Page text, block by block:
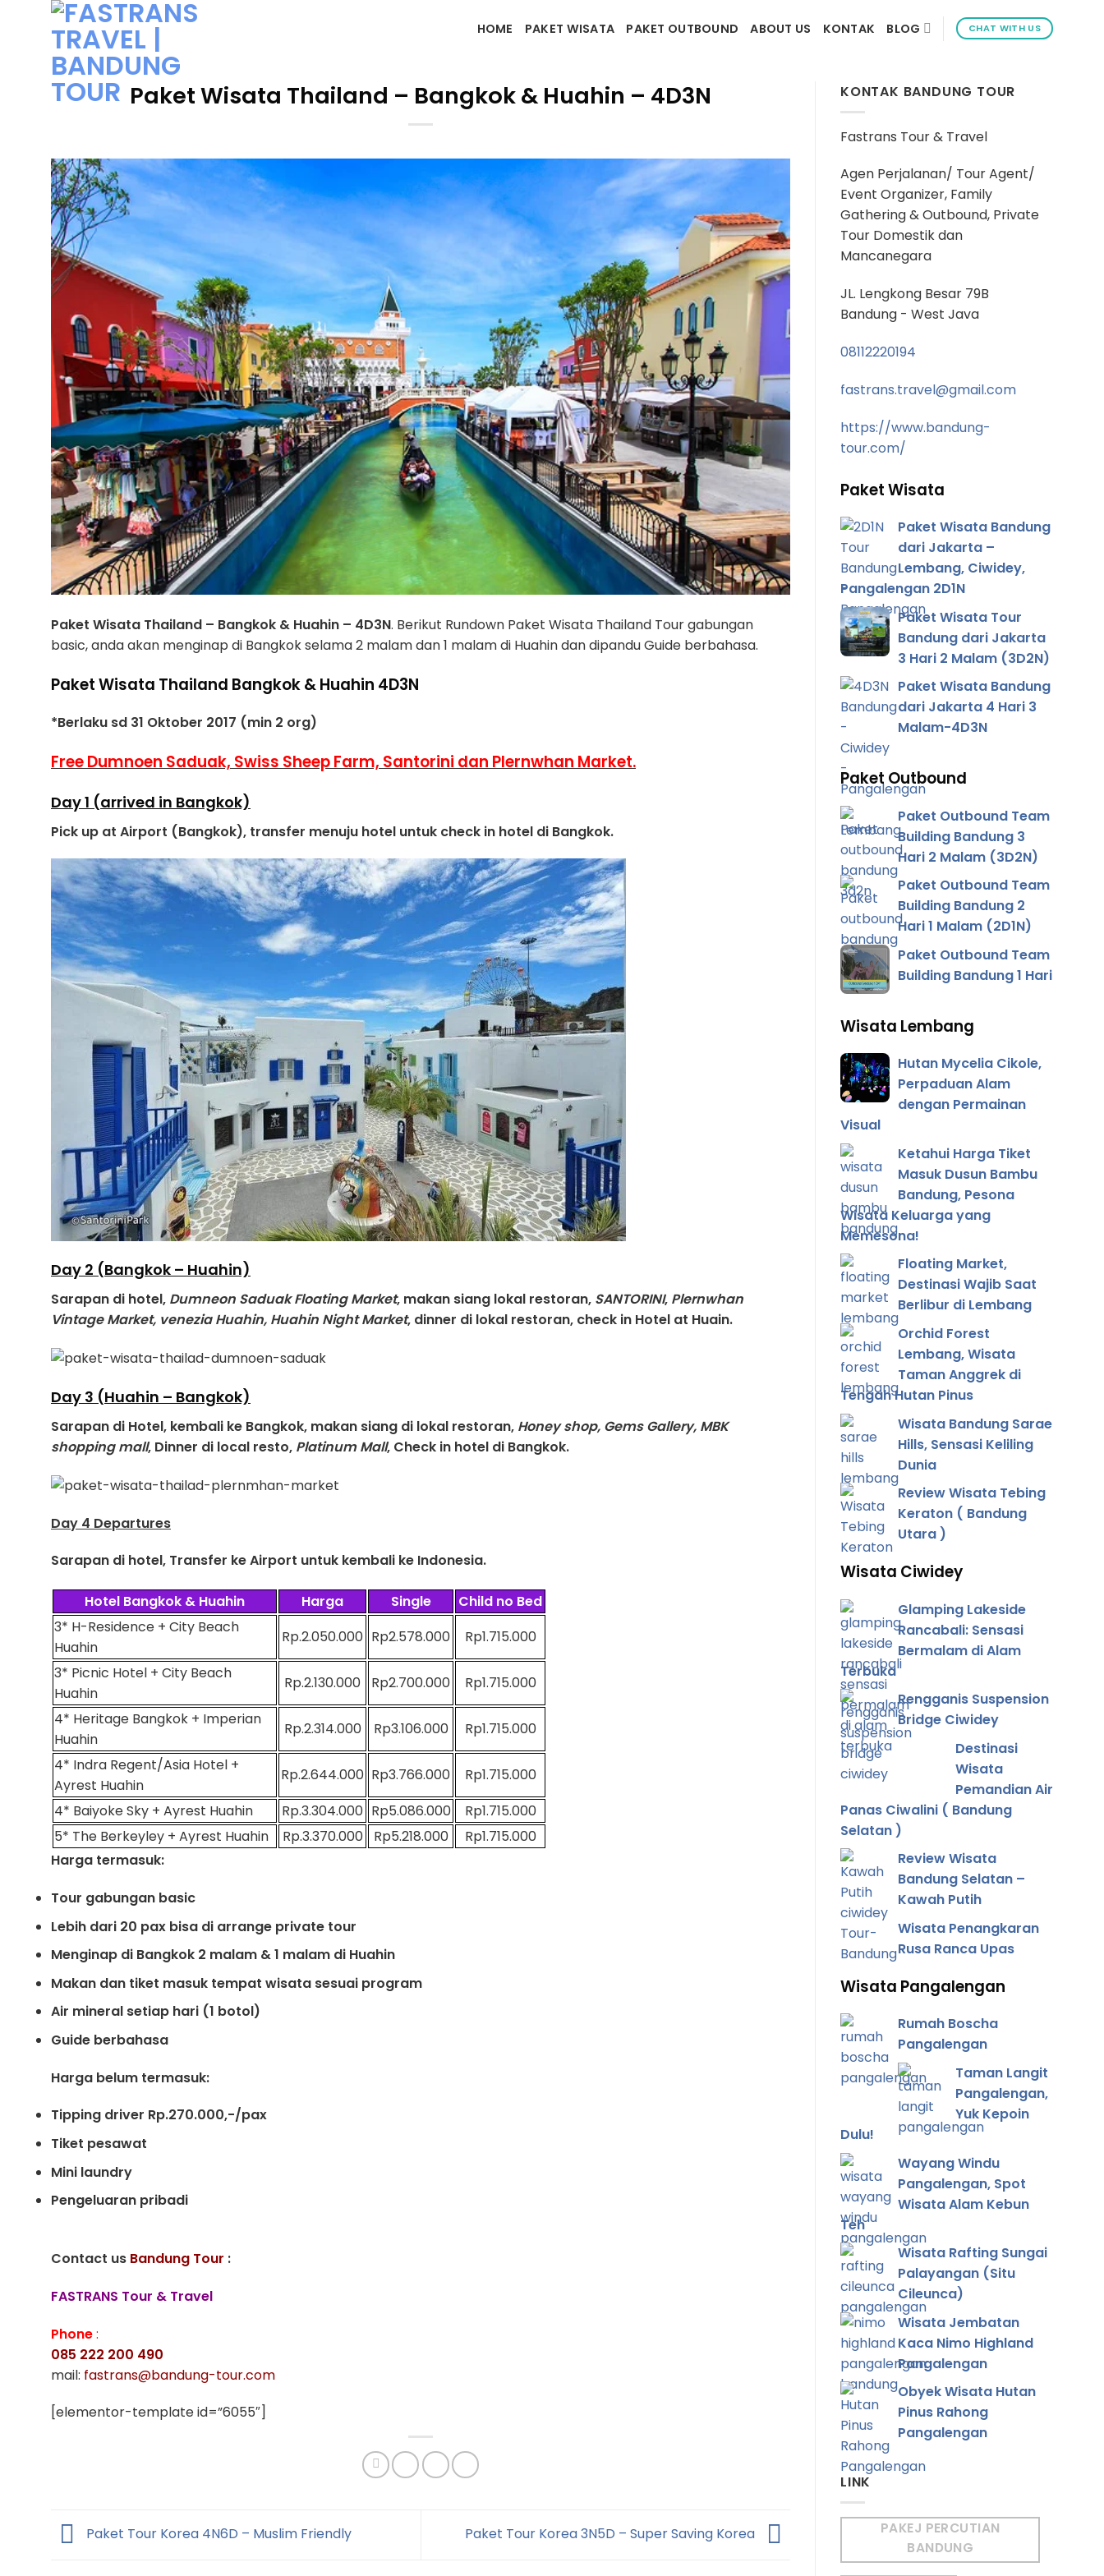
HOME PAKET WISATA PAKET OUTBOUND ABOUT US KONTAK BLOG CHAT WITH US
Paket Wisata Thailand – Bangkok & Huahin – 4D3N
Paket Wisata Thailand – Bangkok & Huahin – 4D3N. Berikut Rundown Paket Wisata Thailand Tour gabungan
basic, anda akan menginap di Bangkok selama 2 malam dan 1 malam di Huahin dan dipandu Guide berbahasa.
Paket Wisata Thailand Bangkok & Huahin 4D3N
*Berlaku sd 31 Oktober 2017 (min 2 org)
Free Dumnoen Saduak, Swiss Sheep Farm, Santorini dan Plernwhan Market.
Day 1 (arrived in Bangkok)
Pick up at Airport (Bangkok), transfer menuju hotel untuk check in hotel di Bangkok.
Day 2 (Bangkok – Huahin)
Sarapan di hotel, Dumneon Saduak Floating Market, makan siang lokal restoran, SANTORINI, Plernwhan
Vintage Market, venezia Huahin, Huahin Night Market, dinner di lokal restoran, check in Hotel at Huain.
Day 3 (Huahin – Bangkok)
Sarapan di Hotel, kembali ke Bangkok, makan siang di lokal restoran, Honey shop, Gems Gallery, MBK
shopping mall, Dinner di local resto, Platinum Mall, Check in hotel di Bangkok.
Day 4 Departures
Sarapan di hotel, Transfer ke Airport untuk kembali ke Indonesia.
Hotel Bangkok & Huahin Harga Single
Child no Bed
3* H-Residence + City Beach
Huahin
Rp.2.050.000 Rp2.578.000
Rp1.715.000
3* Picnic Hotel + City Beach
Huahin
Rp.2.130.000 Rp2.700.000
Rp1.715.000
4* Heritage Bangkok + Imperian
Huahin
Rp.2.314.000 Rp3.106.000
Rp1.715.000
4* Indra Regent/Asia Hotel +
Ayrest Huahin
Rp.2.644.000 Rp3.766.000
Rp1.715.000
4* Baiyoke Sky + Ayrest Huahin
Rp.3.304.000 Rp5.086.000
Rp1.715.000
5* The Berkeyley + Ayrest Huahin
Rp.3.370.000 Rp5.218.000
Rp1.715.000
Harga termasuk:
Tour gabungan basic
Lebih dari 20 pax bisa di arrange private tour
Menginap di Bangkok 2 malam & 1 malam di Huahin
Makan dan tiket masuk tempat wisata sesuai program
Air mineral setiap hari (1 botol)
Guide berbahasa
Harga belum termasuk:
Tipping driver Rp.270.000,-/pax
Tiket pesawat
Mini laundry
Pengeluaran pribadi
Contact us Bandung Tour :
FASTRANS Tour & Travel
Phone:
085 222 200 490
mail: fastrans@bandung-tour.com
[elementor-template id=”6055″]
Paket Tour Korea 4N6D – Muslim Friendly Paket Tour Korea 3N5D – Super Saving Korea
KONTAK BANDUNG TOUR
Fastrans Tour & Travel
Agen Perjalanan/ Tour Agent/
Event Organizer, Family
Gathering & Outbound, Private
Tour Domestik dan
Mancanegara
JL. Lengkong Besar 79B
Bandung - West Java
08112220194
fastrans.travel@gmail.com
https://www.bandung-
tour.com/
Paket Wisata
Paket Wisata Bandung
dari Jakarta –
Lembang, Ciwidey,
Pangalengan 2D1N
Paket Wisata Tour
Bandung dari Jakarta
3 Hari 2 Malam (3D2N)
Paket Wisata Bandung
dari Jakarta 4 Hari 3
Malam-4D3N
Paket Outbound
Paket Outbound Team
Building Bandung 3
Hari 2 Malam (3D2N)
Paket Outbound Team
Building Bandung 2
Hari 1 Malam (2D1N)
Paket Outbound Team
Building Bandung 1 Hari
Wisata Lembang
Hutan Mycelia Cikole,
Perpaduan Alam
dengan Permainan
Visual
Ketahui Harga Tiket
Masuk Dusun Bambu
Bandung, Pesona
Wisata Keluarga yang
Memesona!
Floating Market,
Destinasi Wajib Saat
Berlibur di Lembang
Orchid Forest
Lembang, Wisata
Taman Anggrek di
Tengah Hutan Pinus
Wisata Bandung Sarae
Hills, Sensasi Keliling
Dunia
Review Wisata Tebing
Keraton ( Bandung
Utara )
Wisata Ciwidey
Glamping Lakeside
Rancabali: Sensasi
Bermalam di Alam
Terbuka
Rengganis Suspension
Bridge Ciwidey
Destinasi
Wisata
Pemandian Air
Panas Ciwalini ( Bandung
Selatan )
Review Wisata
Bandung Selatan –
Kawah Putih
Wisata Penangkaran
Rusa Ranca Upas
Wisata Pangalengan
Rumah Boscha
Pangalengan
Taman Langit
Pangalengan,
Yuk Kepoin
Dulu!
Wayang Windu
Pangalengan, Spot
Wisata Alam Kebun
Teh
Wisata Rafting Sungai
Palayangan (Situ
Cileunca)
Wisata Jembatan
Kaca Nimo Highland
Pangalengan
Obyek Wisata Hutan
Pinus Rahong
Pangalengan
LINK
PAKEJ PERCUTIAN
BANDUNG